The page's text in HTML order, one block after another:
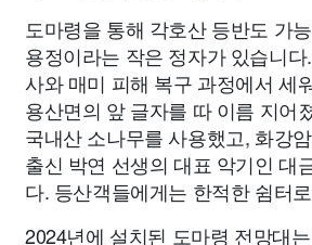
도마령을 통해 각호산 등반도 가
용정이라는 작은 정자가 있습니
사와 매미 피해 복구 과정에서 세
용산면의 앞 글자를 따 이름 지어
국내산 소나무를 사용했고, 화강
출신 박연 선생의 대표 악기인 대
다. 등산객들에게는 한적한 쉼터
2024년에 설치된 도마령 전망대